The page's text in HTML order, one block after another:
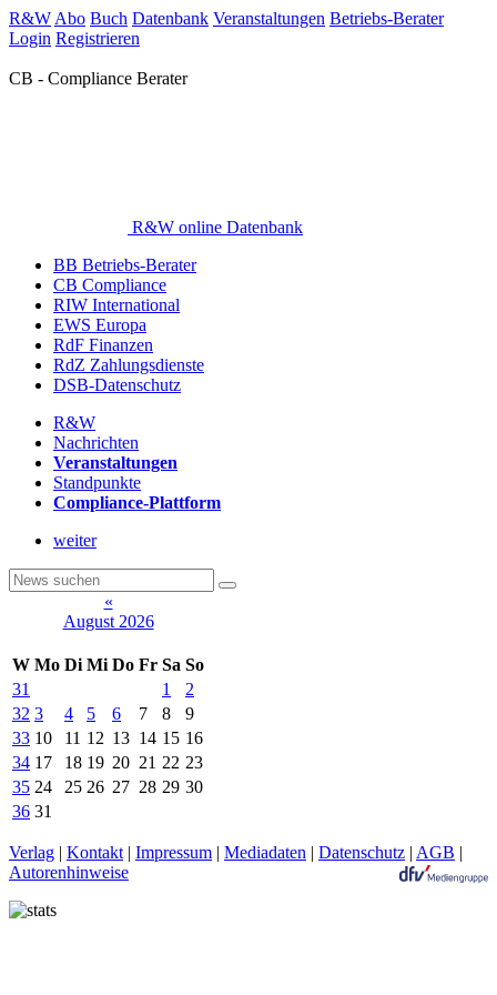
R&W Abo Buch Datenbank Veranstaltungen Betriebs-Berater
Login Registrieren
CB - Compliance Berater
R&W online Datenbank
BB Betriebs-Berater
CB Compliance
RIW International
EWS Europa
RdF Finanzen
RdZ Zahlungsdienste
DSB-Datenschutz
R&W
Nachrichten
Veranstaltungen
Standpunkte
Compliance-Plattform
weiter
«
August 2026
W Mo Di Mi Do Fr Sa So
31
1
2
32 3 4 5 6 7 8
9
33 10 11 12 13 14 15 16
34 17 18 19 20 21 22 23
35 24 25 26 27 28 29 30
36 31
Verlag | Kontakt | Impressum | Mediadaten | Datenschutz | AGB |
Autorenhinweise